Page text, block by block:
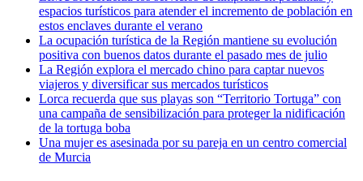
espacios turísticos para atender el incremento de población en
estos enclaves durante el verano
La ocupación turística de la Región mantiene su evolución
positiva con buenos datos durante el pasado mes de julio
La Región explora el mercado chino para captar nuevos
viajeros y diversificar sus mercados turísticos
Lorca recuerda que sus playas son “Territorio Tortuga” con
una campaña de sensibilización para proteger la nidificación
de la tortuga boba
Una mujer es asesinada por su pareja en un centro comercial
de Murcia